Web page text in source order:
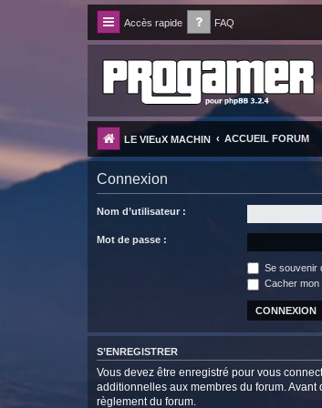
Accès rapide FAQ
LE VIEuX MACHIN ACCUEIL FORUM
Connexion
Nom d’utilisateur :
Mot de passe :
Se souvenir
Cacher mon
S’ENREGISTRER
Vous devez être enregistré pour vous
additionnelles aux membres du forum.
règlement du forum.